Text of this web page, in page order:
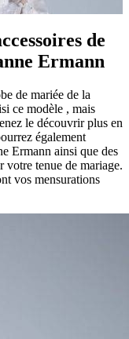
de
Ermann
de mariée de la
ce modèle , mais
le découvrir plus en
également
Ermann ainsi que des
votre tenue de mariage.
vos mensurations